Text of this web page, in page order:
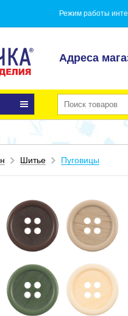
Режим работы
Адреса
Шитье Пуговицы